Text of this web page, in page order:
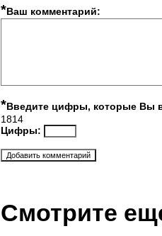
*Ваш комментарий:
*Введите цифры, которые Вы
1814
Цифры:
Смотрите